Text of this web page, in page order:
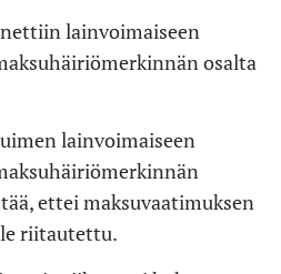
lainvoimaiseen
osalta
lainvoimaiseen
ettei maksuvaatimuksen
riitautettu.